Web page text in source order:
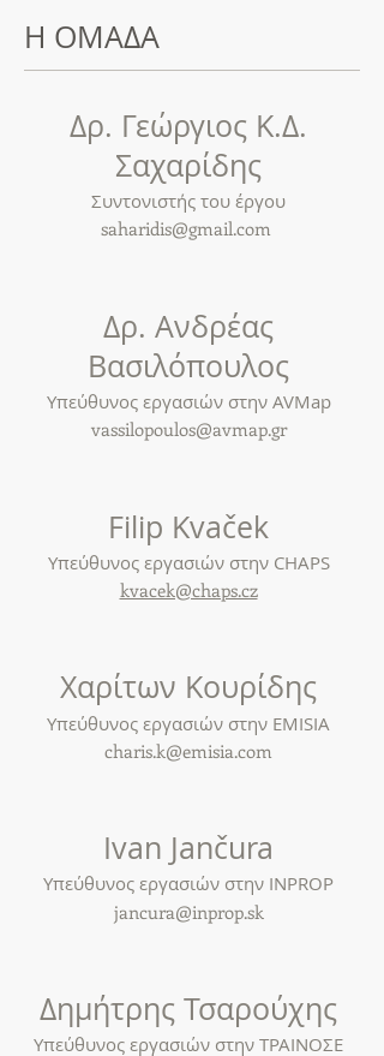
Η ΟΜΑΔΑ
Δρ. Γεώργιος Κ.Δ.
Σαχαρίδης
Συντονιστής του έργου
saharidis@gmail.com
Δρ. Ανδρέας
Βασιλόπουλος
Υπεύθυνος εργασιών στην AVMap
vassilopoulos@avmap.gr
Filip Kvaček
Υπεύθυνος εργασιών στην CHAPS
kvacek@chaps.cz
Χαρίτων Κουρίδης
Υπεύθυνος εργασιών στην EMISIA
charis.k@emisia.com
Ivan Jančura
Υπεύθυνος εργασιών στην INPROP
jancura@inprop.sk
Δημήτρης Τσαρούχης
Υπεύθυνος εργασιών στην ΤΡΑΙΝΟΣΕ